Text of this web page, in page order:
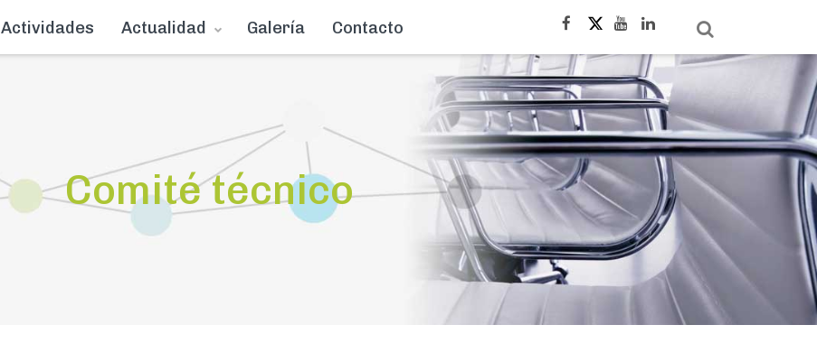
Actividades Actualidad Galería Contacto
Comité técnico